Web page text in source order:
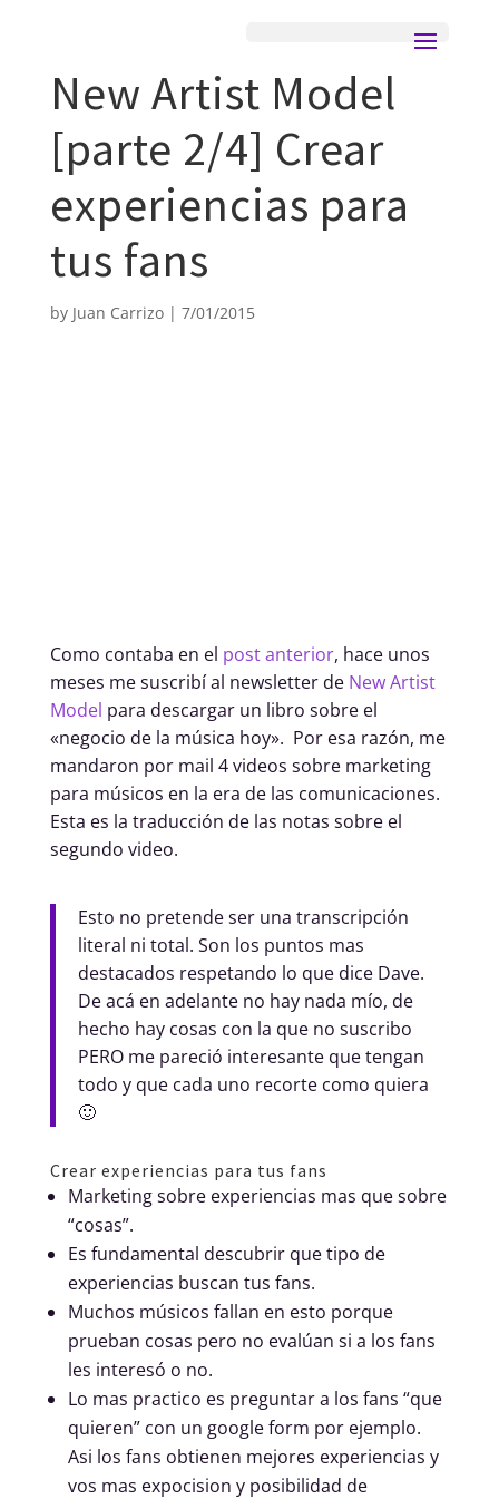
New Artist Model
[parte 2/4] Crear
experiencias para
tus fans
by Juan Carrizo| 7/01/2015
Como contaba en el post anterior, hace unos
meses me suscribí al newsletter de New Artist
Model para descargar un libro sobre el
«negocio de la música hoy». Por esa razón, me
mandaron por mail 4 videos sobre marketing
para músicos en la era de las comunicaciones.
Esta es la traducción de las notas sobre el
segundo video.
Esto no pretende ser una transcripción
literal ni total. Son los puntos mas
destacados respetando lo que dice Dave.
De acá en adelante no hay nada mío, de
hecho hay cosas con la que no suscribo
PERO me pareció interesante que tengan
todo y que cada uno recorte como quiera
🙂
Crear experiencias para tus fans
Marketing sobre experiencias mas que sobre
“cosas”.
Es fundamental descubrir que tipo de
experiencias buscan tus fans.
Muchos músicos fallan en esto porque
prueban cosas pero no evalúan si a los fans
les interesó o no.
Lo mas practico es preguntar a los fans “que
quieren” con un google form por ejemplo.
Asi los fans obtienen mejores experiencias y
vos mas expocision y posibilidad de